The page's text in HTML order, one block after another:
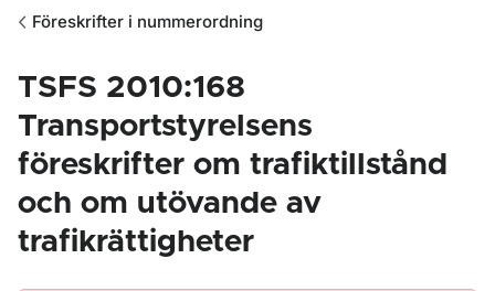
Föreskrifter i nummerordning
TSFS 2010:168
Transportstyrelsens
föreskrifter om trafiktillstånd
och om utövande av
trafikrättigheter